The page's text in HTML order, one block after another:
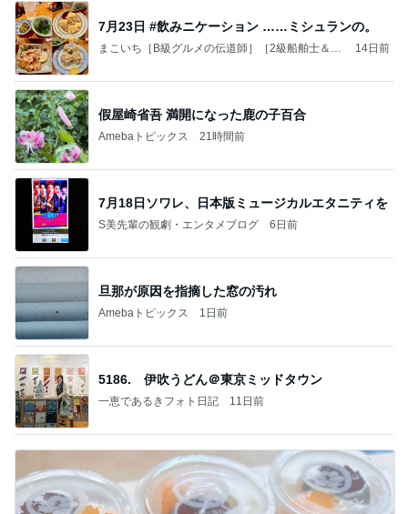
7月23日 #飲みニケーション ……ミシュランの。
まこいち［B級グルメの伝道師］［2級船舶士＆ル
14日前
假屋崎省吾 満開になった鹿の子百合
Amebaトピックス 21時間前
7月18日ソワレ、日本版ミュージカルエタニティを
S美先輩の観劇・エンタメブログ 6日前
旦那が原因を指摘した窓の汚れ
Amebaトピックス 1日前
5186. 伊吹うどん＠東京ミッドタウン
一恵であるきフォト日記 11日前